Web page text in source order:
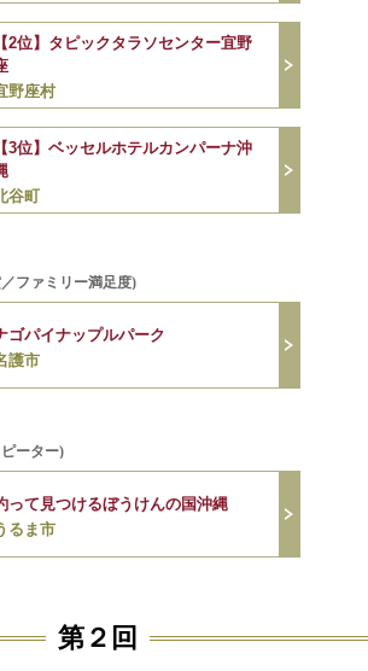
【2位】タピックタラソセンター宜野
野座村
【3位】ベッセルホテルカンパーナ沖
谷町
ファミリー満足度)
ゴパイナップルパーク
護市
ーター)
って見つけるぼうけんの国沖縄
るま市
第２回